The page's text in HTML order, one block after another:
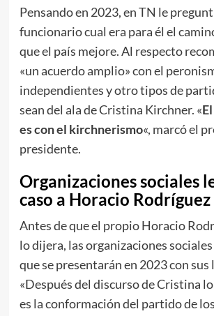
Pensando en 2023, en TN le
funcionario cual era para él el
que el país mejore. Al respecto
«un acuerdo amplio» con el
independientes y otro tipos de
sean del ala de Cristina Kirchner. «
es con el kirchnerismo«, marcó el
presidente.
Organizaciones sociales
caso a Horacio
Antes de que el propio Horacio
lo dijera, las organizaciones
que se presentarán en 2023 con sus
«Después del discurso de Cristina
es la conformación del partido de